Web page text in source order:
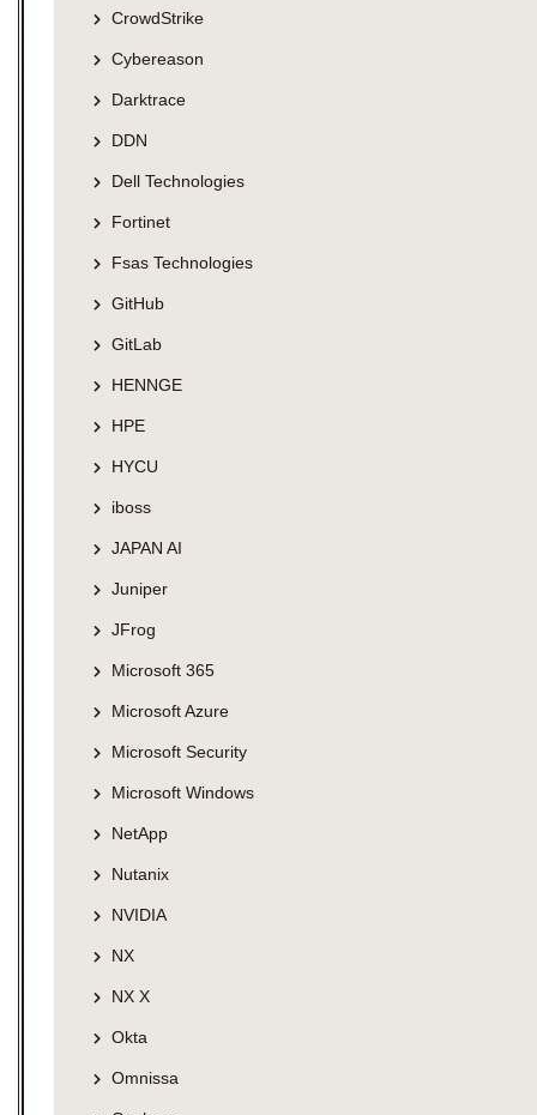
CrowdStrike
Cybereason
Darktrace
DDN
Dell Technologies
Fortinet
Fsas Technologies
GitHub
GitLab
HENNGE
HPE
HYCU
iboss
JAPAN AI
Juniper
JFrog
Microsoft 365
Microsoft Azure
Microsoft Security
Microsoft Windows
NetApp
Nutanix
NVIDIA
NX
NX X
Okta
Omnissa